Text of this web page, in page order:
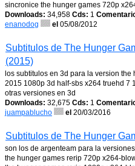
sincronice the hunger games 720p
Downloads: 34,958 Cds: 1
enanodog
el 05/08/2012
Subtitulos de The Hunger
(2015)
los subtitulos en 3d para la version
2015 1080p 3d half-sbs x264 truehd 7
otras versiones en 3d
Downloads: 32,675 Cds: 1
juampablucho
el 20/03/2016
Subtitulos de The Hunger
son los de argenteam para la
the hunger games rerip 720p x264-